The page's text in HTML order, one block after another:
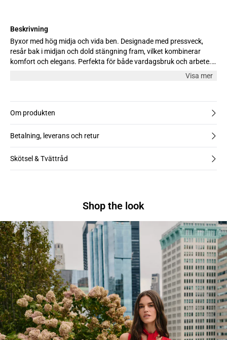
Beskrivning
Byxor med hög midja och vida ben. Designade med pressveck,
resår bak i midjan och dold stängning fram, vilket kombinerar
komfort och elegans. Perfekta för både vardagsbruk och arbete.
Visa mer
Om produkten
Betalning, leverans och retur
Skötsel & Tvättråd
Shop the look